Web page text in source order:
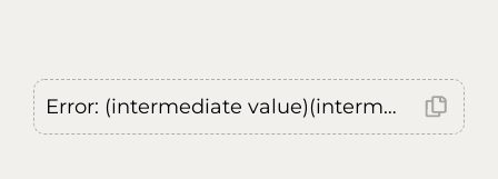
Error: (intermediate value)(intermediate value)(intermediate value).replaceAll is not a function